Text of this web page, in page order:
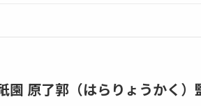
園 原了郭（はらりょうかく